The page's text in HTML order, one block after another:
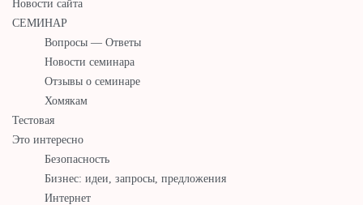
Новости сайта
СЕМИНАР
Вопросы — Ответы
Новости семинара
Отзывы о семинаре
Хомякам
Тестовая
Это интересно
Безопасность
Бизнес: идеи, запросы, предложения
Интернет